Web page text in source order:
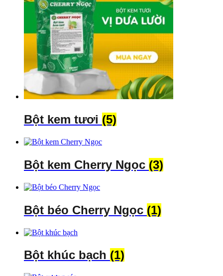
Bột kem tươi (5)
Bột kem Cherry Ngọc (3)
Bột béo Cherry Ngọc (1)
Bột khúc bạch (1)